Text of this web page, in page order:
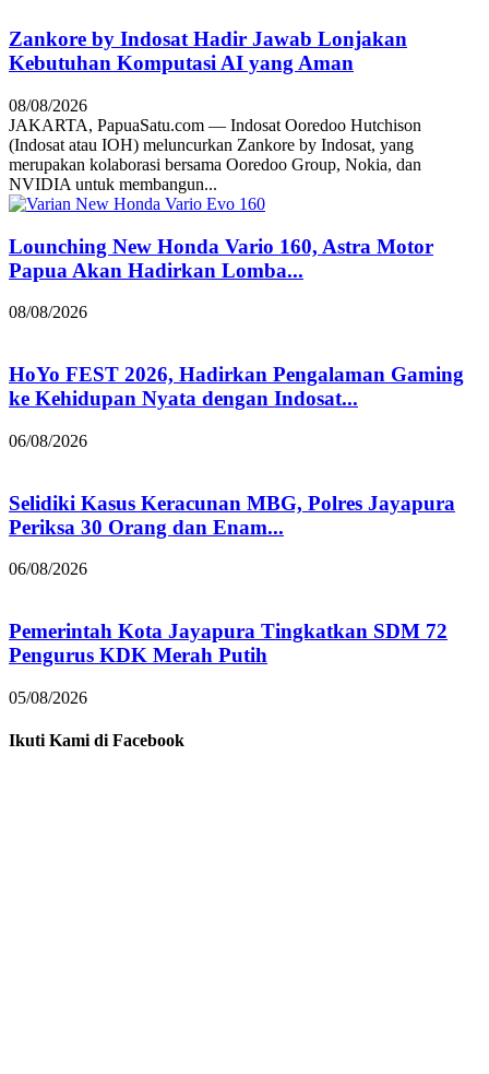
Zankore by Indosat Hadir Jawab Lonjakan
Kebutuhan Komputasi AI yang Aman
08/08/2026
JAKARTA, PapuaSatu.com — Indosat Ooredoo Hutchison
(Indosat atau IOH) meluncurkan Zankore by Indosat, yang
merupakan kolaborasi bersama Ooredoo Group, Nokia, dan
NVIDIA untuk membangun...
Lounching New Honda Vario 160, Astra Motor
Papua Akan Hadirkan Lomba...
08/08/2026
HoYo FEST 2026, Hadirkan Pengalaman Gaming
ke Kehidupan Nyata dengan Indosat...
06/08/2026
Selidiki Kasus Keracunan MBG, Polres Jayapura
Periksa 30 Orang dan Enam...
06/08/2026
Pemerintah Kota Jayapura Tingkatkan SDM 72
Pengurus KDK Merah Putih
05/08/2026
Ikuti Kami di Facebook